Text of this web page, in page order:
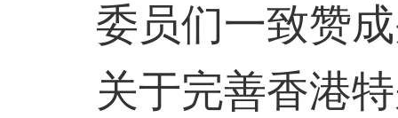
委员们一致赞
关于完善香港